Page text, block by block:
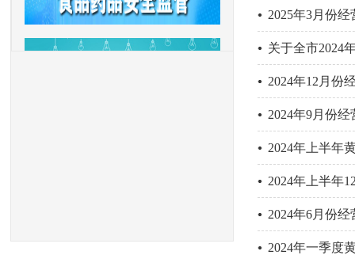
2025年3月份
关于全市2024
2024年12月份
2024年9月份
2024年上半年
2024年上半年
2024年6月份
2024年一季度